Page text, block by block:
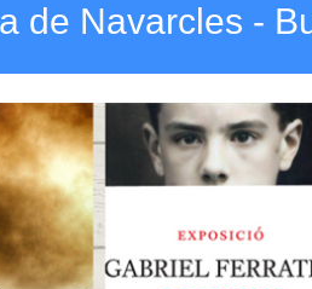
de Navarcles -